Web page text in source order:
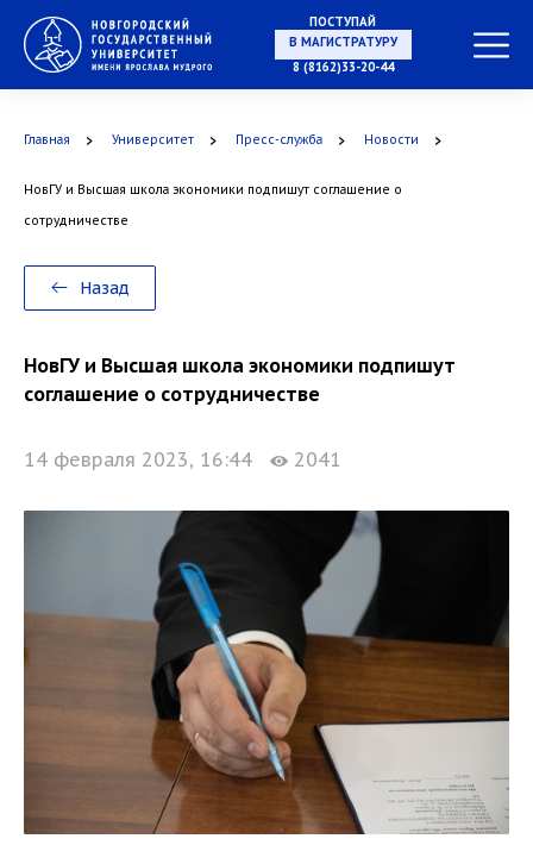
ПОСТУПАЙ
В ОРДИНАТУРУ
8 (8162)33-20-44
Главная Университет Пресс-служба Новости
НовГУ и Высшая школа экономики подпишут соглашение о
сотрудничестве
Назад
НовГУ и Высшая школа экономики подпишут
соглашение о сотрудничестве
14 февраля 2023, 16:44 2041